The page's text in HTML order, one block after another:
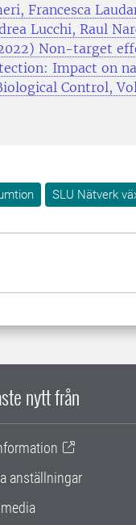
Francesca
Lucchi, Raul
Non-target
Impact on
Control,
SLU Nätverk
nytt från
anställningar